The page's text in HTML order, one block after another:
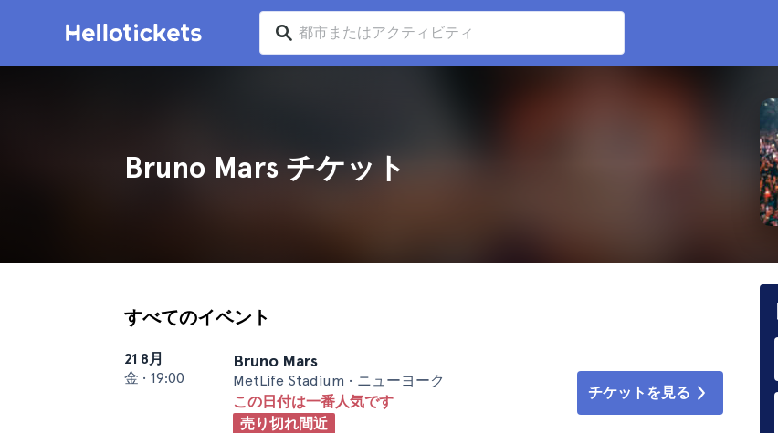
Bruno Mars チケット
すべてのイベント
21 8月
金 • 19:00
Bruno Mars
MetLife Stadium • ニューヨーク
この日付は一番人気です
売り切れ間近
チケットを見る